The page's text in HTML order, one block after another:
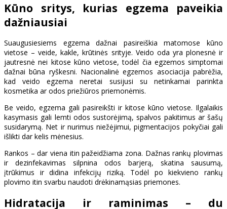
Kūno sritys, kurias egzema paveikia
dažniausiai
Suaugusiesiems egzema dažnai pasireiškia matomose kūno
vietose – veide, kakle, krūtinės srityje. Veido oda yra plonesnė ir
jautresnė nei kitose kūno vietose, todėl čia egzemos simptomai
dažnai būna ryškesni. Nacionalinė egzemos asociacija pabrėžia,
kad veido egzema neretai susijusi su netinkamai parinkta
kosmetika ar odos priežiūros priemonėmis.
Be veido, egzema gali pasireikšti ir kitose kūno vietose. Ilgalaikis
kasymasis gali lemti odos sustorėjimą, spalvos pakitimus ar šašų
susidarymą. Net ir nurimus niežėjimui, pigmentacijos pokyčiai gali
išlikti dar kelis mėnesius.
Rankos – dar viena itin pažeidžiama zona. Dažnas rankų plovimas
ir dezinfekavimas silpnina odos barjerą, skatina sausumą,
įtrūkimus ir didina infekcijų riziką. Todėl po kiekvieno rankų
plovimo itin svarbu naudoti drėkinamąsias priemones.
Hidratacija ir raminimas – du